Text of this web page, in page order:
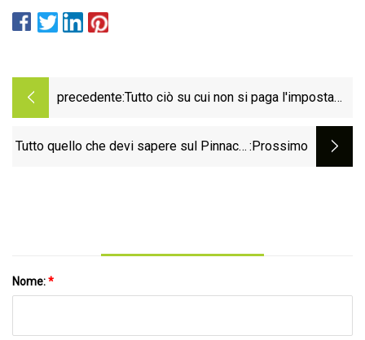
precedente:Tutto ciò su cui non si paga l'imposta
alle utenze
Tutto quello che devi sapere sul Pinnacle :Prossimo
Nome:*